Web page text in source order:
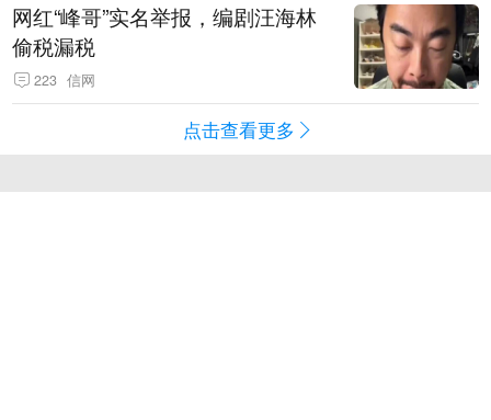
网红“峰哥”实名举报，编剧汪海林
偷税漏税
223 信网
点击查看更多